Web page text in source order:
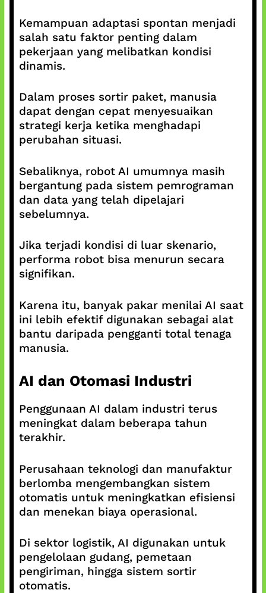
Kemampuan adaptasi spontan menjadi
salah satu faktor penting dalam
pekerjaan yang melibatkan kondisi
dinamis.
Dalam proses sortir paket, manusia
dapat dengan cepat menyesuaikan
strategi kerja ketika menghadapi
perubahan situasi.
Sebaliknya, robot AI umumnya masih
bergantung pada sistem pemrograman
dan data yang telah dipelajari
sebelumnya.
Jika terjadi kondisi di luar skenario,
performa robot bisa menurun secara
signifikan.
Karena itu, banyak pakar menilai AI saat
ini lebih efektif digunakan sebagai alat
bantu daripada pengganti total tenaga
manusia.
AI dan Otomasi Industri
Penggunaan AI dalam industri terus
meningkat dalam beberapa tahun
terakhir.
Perusahaan teknologi dan manufaktur
berlomba mengembangkan sistem
otomatis untuk meningkatkan efisiensi
dan menekan biaya operasional.
Di sektor logistik, AI digunakan untuk
pengelolaan gudang, pemetaan
pengiriman, hingga sistem sortir
otomatis.